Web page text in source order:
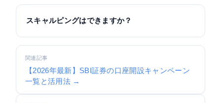
スキャルピングはできますか？
関連記事
【2026年最新】SBI証券の口座開設キャンペーン
一覧と活用法 →